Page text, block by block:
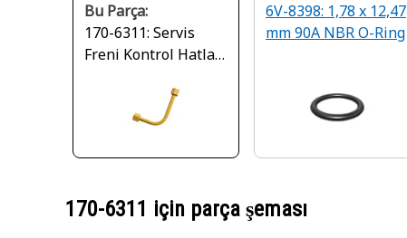
Bu Parça:
170-6311: Servis
Freni Kontrol Hatları
6V-8398: 1,78 x 12,47
mm 90A NBR O-Ring
170-6311 için parça şeması